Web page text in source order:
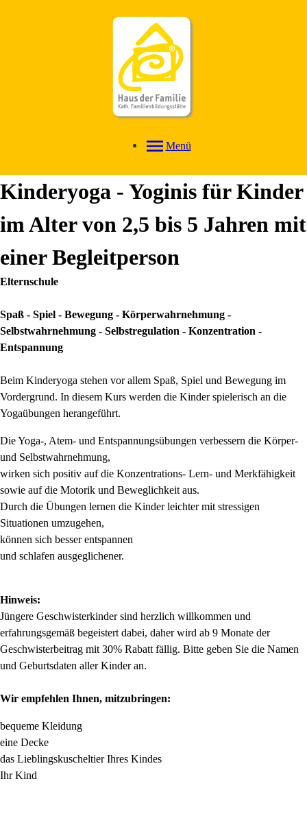
Menü
Kinderyoga - Yoginis für Kinder
im Alter von 2,5 bis 5 Jahren mit
einer Begleitperson
Elternschule
Spaß - Spiel - Bewegung - Körperwahrnehmung -
Selbstwahrnehmung - Selbstregulation - Konzentration -
Entspannung
Beim Kinderyoga stehen vor allem Spaß, Spiel und Bewegung im
Vordergrund. In diesem Kurs werden die Kinder spielerisch an die
Yogaübungen herangeführt.
Die Yoga-, Atem- und Entspannungsübungen verbessern die Körper-
und Selbstwahrnehmung,
wirken sich positiv auf die Konzentrations- Lern- und Merkfähigkeit
sowie auf die Motorik und Beweglichkeit aus.
Durch die Übungen lernen die Kinder leichter mit stressigen
Situationen umzugehen,
können sich besser entspannen
und schlafen ausgeglichener.
Hinweis:
Jüngere Geschwisterkinder sind herzlich willkommen und
erfahrungsgemäß begeistert dabei, daher wird ab 9 Monate der
Geschwisterbeitrag mit 30% Rabatt fällig. Bitte geben Sie die Namen
und Geburtsdaten aller Kinder an.
Wir empfehlen Ihnen, mitzubringen:
bequeme Kleidung
eine Decke
das Lieblingskuscheltier Ihres Kindes
Ihr Kind